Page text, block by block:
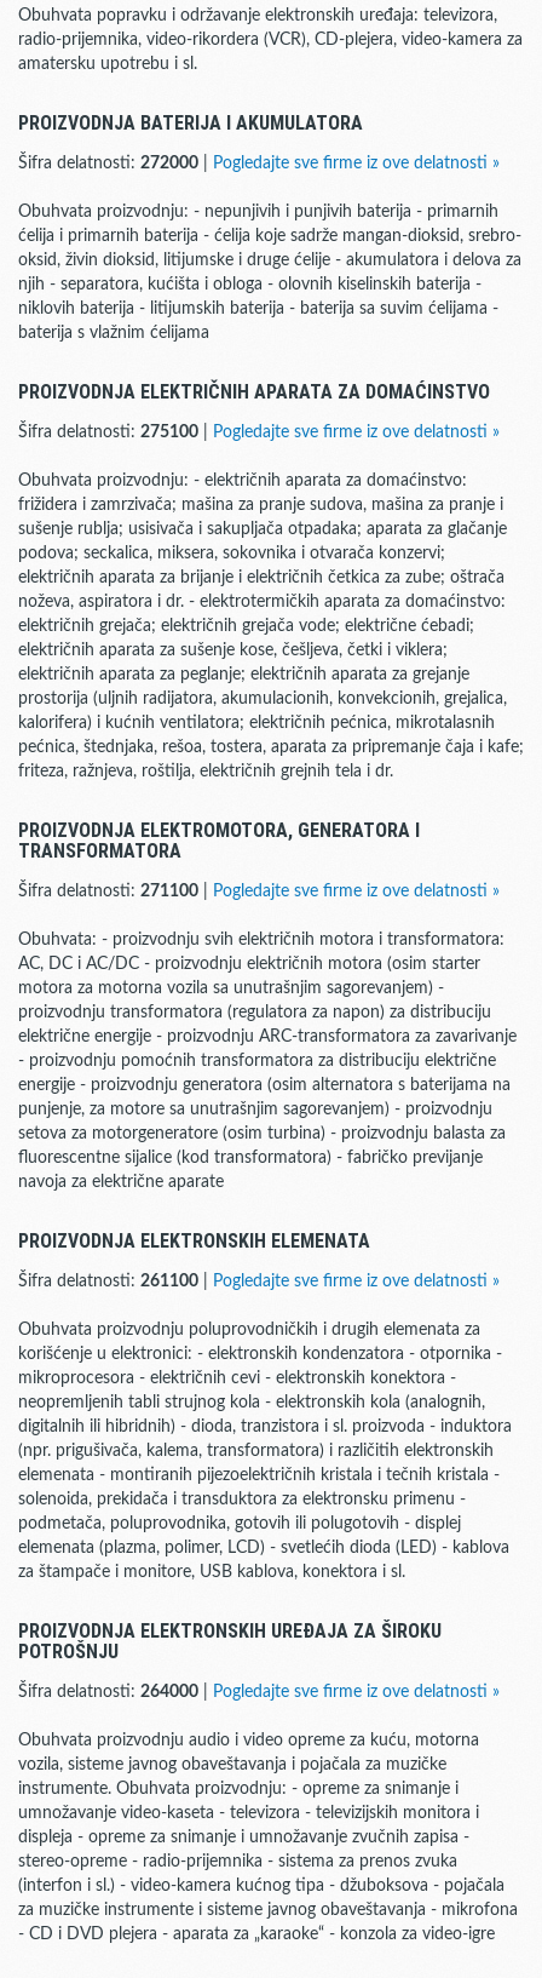
Obuhvata popravku i održavanje elektronskih uređaja: televizora,
radio-prijemnika, video-rikordera (VCR), CD-plejera, video-kamera za
amatersku upotrebu i sl.
PROIZVODNJA BATERIJA I AKUMULATORA
Šifra delatnosti: 272000 Pogledajte sve firme iz ove delatnosti »
Obuhvata proizvodnju: - nepunjivih i punjivih baterija - primarnih
ćelija i primarnih baterija - ćelija koje sadrže mangan-dioksid, srebro-
oksid, živin dioksid, litijumske i druge ćelije - akumulatora i delova za
njih - separatora, kućišta i obloga - olovnih kiselinskih baterija -
niklovih baterija - litijumskih baterija - baterija sa suvim ćelijama -
baterija s vlažnim ćelijama
PROIZVODNJA ELEKTRIČNIH APARATA ZA DOMAĆINSTVO
Šifra delatnosti: 275100 Pogledajte sve firme iz ove delatnosti »
Obuhvata proizvodnju: - električnih aparata za domaćinstvo:
frižidera i zamrzivača; mašina za pranje sudova, mašina za pranje i
sušenje rublja; usisivača i sakupljača otpadaka; aparata za glačanje
podova; seckalica, miksera, sokovnika i otvarača konzervi;
električnih aparata za brijanje i električnih četkica za zube; oštrača
noževa, aspiratora i dr. - elektrotermičkih aparata za domaćinstvo:
električnih grejača; električnih grejača vode; električne ćebadi;
električnih aparata za sušenje kose, češljeva, četki i viklera;
električnih aparata za peglanje; električnih aparata za grejanje
prostorija (uljnih radijatora, akumulacionih, konvekcionih, grejalica,
kalorifera) i kućnih ventilatora; električnih pećnica, mikrotalasnih
pećnica, štednjaka, rešoa, tostera, aparata za pripremanje čaja i kafe;
friteza, ražnjeva, roštilja, električnih grejnih tela i dr.
PROIZVODNJA ELEKTROMOTORA, GENERATORA I
TRANSFORMATORA
Šifra delatnosti: 271100 Pogledajte sve firme iz ove delatnosti »
Obuhvata: - proizvodnju svih električnih motora i transformatora:
AC, DC i AC/DC - proizvodnju električnih motora (osim starter
motora za motorna vozila sa unutrašnjim sagorevanjem) -
proizvodnju transformatora (regulatora za napon) za distribuciju
električne energije - proizvodnju ARC-transformatora za zavarivanje
- proizvodnju pomoćnih transformatora za distribuciju električne
energije - proizvodnju generatora (osim alternatora s baterijama na
punjenje, za motore sa unutrašnjim sagorevanjem) - proizvodnju
setova za motorgeneratore (osim turbina) - proizvodnju balasta za
fluorescentne sijalice (kod transformatora) - fabričko previjanje
navoja za električne aparate
PROIZVODNJA ELEKTRONSKIH ELEMENATA
Šifra delatnosti: 261100 Pogledajte sve firme iz ove delatnosti »
Obuhvata proizvodnju poluprovodničkih i drugih elemenata za
korišćenje u elektronici: - elektronskih kondenzatora - otpornika -
mikroprocesora - električnih cevi - elektronskih konektora -
neopremljenih tabli strujnog kola - elektronskih kola (analognih,
digitalnih ili hibridnih) - dioda, tranzistora i sl. proizvoda - induktora
(npr. prigušivača, kalema, transformatora) i različitih elektronskih
elemenata - montiranih pijezoelektričnih kristala i tečnih kristala -
solenoida, prekidača i transduktora za elektronsku primenu -
podmetača, poluprovodnika, gotovih ili polugotovih - displej
elemenata (plazma, polimer, LCD) - svetlećih dioda (LED) - kablova
za štampače i monitore, USB kablova, konektora i sl.
PROIZVODNJA ELEKTRONSKIH UREĐAJA ZA ŠIROKU
POTROŠNJU
Šifra delatnosti: 264000 Pogledajte sve firme iz ove delatnosti »
Obuhvata proizvodnju audio i video opreme za kuću, motorna
vozila, sisteme javnog obaveštavanja i pojačala za muzičke
instrumente. Obuhvata proizvodnju: - opreme za snimanje i
umnožavanje video-kaseta - televizora - televizijskih monitora i
displeja - opreme za snimanje i umnožavanje zvučnih zapisa -
stereo-opreme - radio-prijemnika - sistema za prenos zvuka
(interfon i sl.) - video-kamera kućnog tipa - džuboksova - pojačala
za muzičke instrumente i sisteme javnog obaveštavanja - mikrofona
- CD i DVD plejera - aparata za „karaoke“ - konzola za video-igre